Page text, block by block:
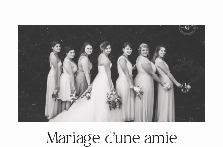
Mariage d’une amie